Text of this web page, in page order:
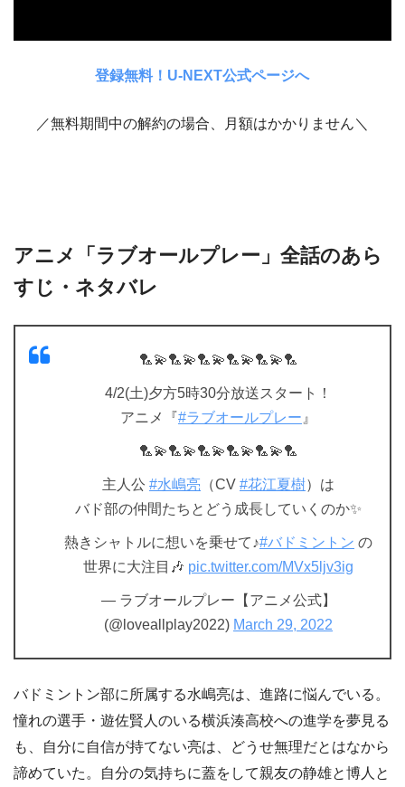
登録無料！U-NEXT公式ページへ
／無料期間中の解約の場合、月額はかかりません＼
アニメ「ラブオールプレー」全話のあら
すじ・ネタバレ
🏸💫🏸💫🏸💫🏸💫🏸💫🏸
4/2(土)夕方5時30分放送スタート！
アニメ『#ラブオールプレー 』
🏸💫🏸💫🏸💫🏸💫🏸💫🏸
主人公 #水嶋亮 （CV #花江夏樹）は
バド部の仲間たちとどう成長していくのか✨
熱きシャトルに想いを乗せて♪#バドミントン の
世界に大注目🎶 pic.twitter.com/MVx5ljv3ig
— ラブオールプレー【アニメ公式】
(@loveallplay2022) March 29, 2022
バドミントン部に所属する水嶋亮は、進路に悩んでいる。
憧れの選手・遊佐賢人のいる横浜湊高校への進学を夢見る
も、自分に自信が持てない亮は、どうせ無理だとはなから
諦めていた。自分の気持ちに蓋をして親友の静雄と博人と